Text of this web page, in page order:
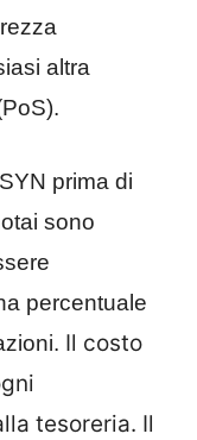
altra
prima di
sono
percentuale
Il costo
tesoreria. Il